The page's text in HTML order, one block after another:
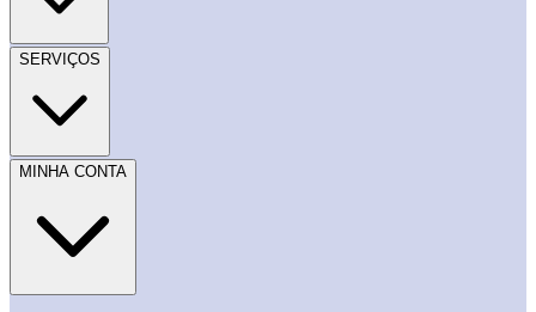
SERVIÇOS
MINHA CONTA